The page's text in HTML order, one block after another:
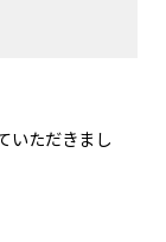
いただきまし